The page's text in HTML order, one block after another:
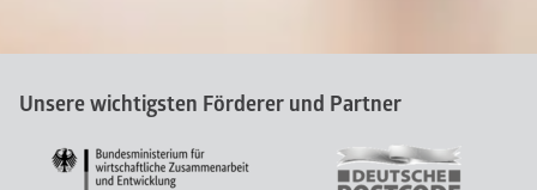
Unsere wichtigsten Förderer und Partner